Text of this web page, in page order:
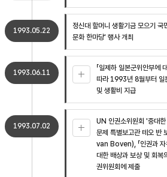
1993.05.22
정신대 할머니 생활기금 모으기 국
문화 한마당' 행사 개최
1993.06.11
「일제하 일본군위안부에
따라 1993년 8월부터 일
및 생활비 지급
1993.07.02
UN 인권소위원회 '중대
문제 특별보고관 테오
van Boven), 「인권과 자
대한 배상과 보상 및 회복
권위원회에 제출